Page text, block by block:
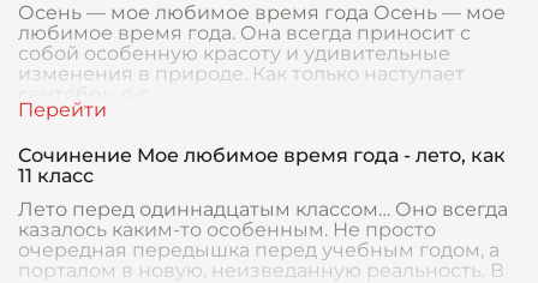
Осень — мое любимое время года Осень — мое
любимое время года. Она всегда приносит с
собой особенную красоту и удивительные
изменения в природе. Как только наступает
сентябрь, я с
Сочинение Мое любимое время года - лето, как
11 класс
Лето перед одиннадцатым классом… Оно всегда
казалось каким-то особенным. Не просто
очередная передышка перед учебным годом, а
порталом в новую, неизведанную реальность. В